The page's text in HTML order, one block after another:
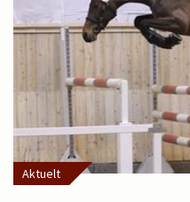
Aktuelt